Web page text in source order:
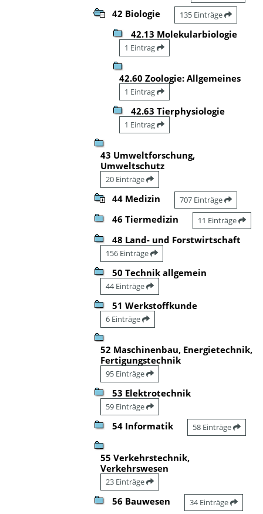
42 Biologie 135 Einträge
42.13 Molekularbiologie
1 Eintrag
42.60 Zoologie: Allgemeines
1 Eintrag
42.63 Tierphysiologie
1 Eintrag
43 Umweltforschung,
Umweltschutz
20 Einträge
44 Medizin 707 Einträge
46 Tiermedizin 11 Einträge
48 Land- und Forstwirtschaft
156 Einträge
50 Technik allgemein
44 Einträge
51 Werkstoffkunde
6 Einträge
52 Maschinenbau, Energietechnik,
Fertigungstechnik
95 Einträge
53 Elektrotechnik
59 Einträge
54 Informatik 58 Einträge
55 Verkehrstechnik,
Verkehrswesen
23 Einträge
56 Bauwesen 34 Einträge